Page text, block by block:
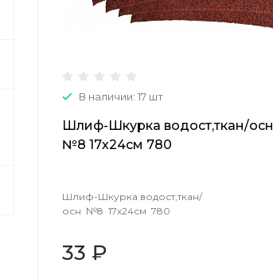
В наличии: 17 шт
Шлиф-Шкурка водост,ткан/осн
№8 17х24см 780
Шлиф-Шкурка водост,ткан/
осн №8 17х24см 780
33 ₽